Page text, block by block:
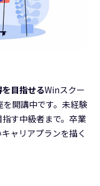
目指せるWinスクー
開講中です。未経験
す中級者まで。卒業
ャリアプランを描く